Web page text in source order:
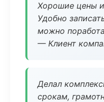
Хорошие цены
Удобно
можно
— Клиент
Делал
срокам,